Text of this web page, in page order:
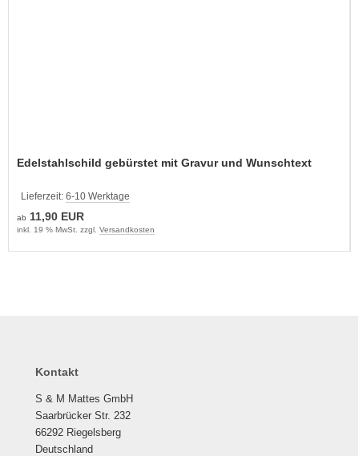
Edelstahlschild gebürstet mit Gravur und Wunschtext
Lieferzeit: 6-10 Werktage
ab 11,90 EUR
inkl. 19 % MwSt. zzgl. Versandkosten
Kontakt
S & M Mattes GmbH
Saarbrücker Str. 232
66292 Riegelsberg
Deutschland